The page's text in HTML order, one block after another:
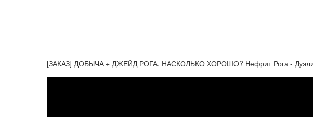
[ЗАКАЗ] ДОБЫЧА + ДЖЕЙД РОГА, НАСКОЛЬКО ХОРОШО? Нефрит Рога - Дуэли